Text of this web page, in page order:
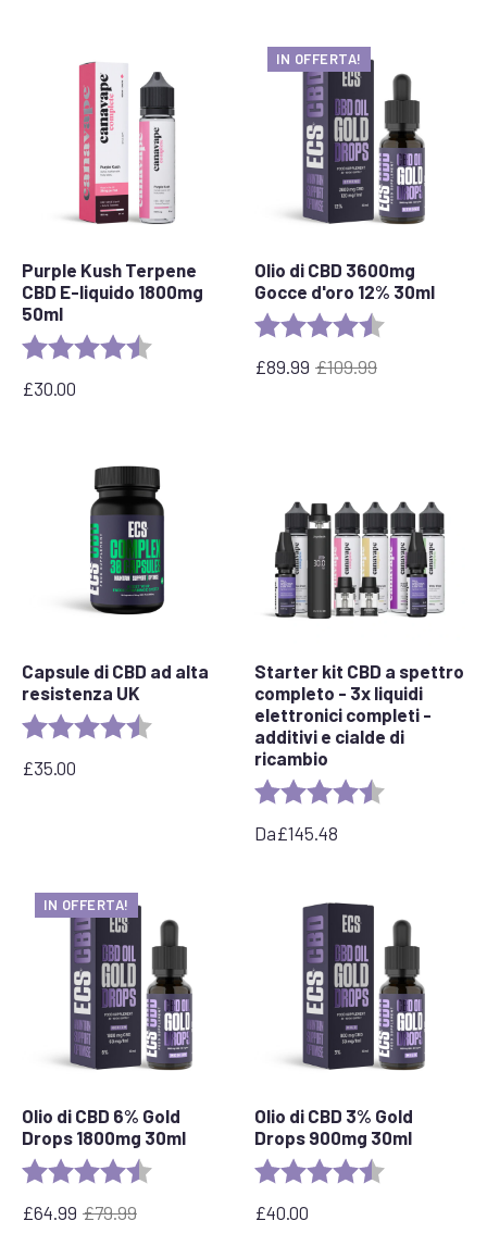
Purple Kush Terpene
CBD E-liquido 1800mg
50ml
Valutazione: 4.6 out of 5 stars
£30.00
IN OFFERTA!
Olio di CBD 3600mg
Gocce d'oro 12% 30ml
Valutazione:
£109.99
Il
£89.99
Il
Capsule di CBD ad alta
resistenza UK
Valutazione:
£35.00
Starter kit CBD a spettro
completo - 3x liquidi
elettronici completi -
additivi e cialde di
ricambio
Valutazione:
Da£145.48
IN OFFERTA!
Olio di CBD 6% Gold
Drops 1800mg 30ml
Valutazione: 4.4 out of 5 stars
£79.99
Il
£64.99
Il
Olio di CBD 3% Gold
Drops 900mg 30ml
Valutazione:
£40.00